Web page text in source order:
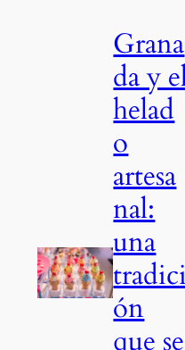
Grana
da y
helad
o
artesa
nal:
una
ón
que se